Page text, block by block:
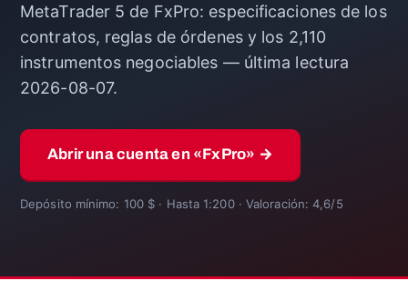
MetaTrader 5 de FxPro: especificaciones de los
contratos, reglas de órdenes y los 2,110
instrumentos negociables — última lectura
2026-08-07.
Abrir una cuenta en «FxPro» →
Depósito mínimo: 100 $ · Hasta 1:200 · Valoración: 4,6/5